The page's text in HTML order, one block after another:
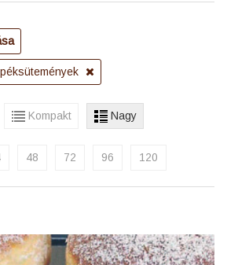
Kompakt Nagy
48 72 96 120